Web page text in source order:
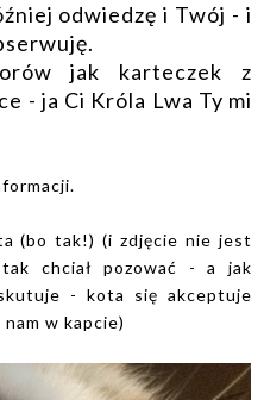
odwiedzę i Twój - i
jak karteczek z
- ja Ci Króla Lwa Ty mi
(bo tak!) (i zdjęcie nie jest
chciał pozować - a jak
- kota się akceptuje
w kapcie)